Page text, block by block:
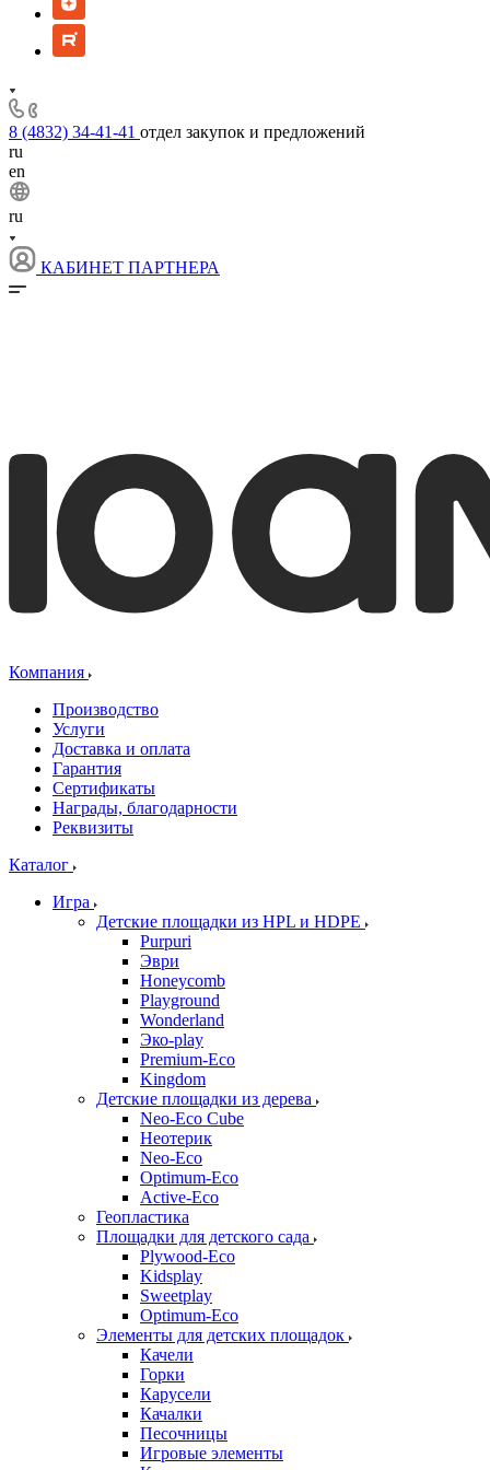
8 (4832) 34-41-41 отдел закупок и предложений
ru
en
ru
КАБИНЕТ ПАРТНЕРА
Компания
Производство
Услуги
Доставка и оплата
Гарантия
Сертификаты
Награды, благодарности
Реквизиты
Каталог
Игра
Детские площадки из HPL и HDPE
Purpuri
Эври
Honeycomb
Playground
Wonderland
Эко-play
Premium-Eco
Kingdom
Детские площадки из дерева
Neo-Eco Cube
Неотерик
Neo-Eco
Оptimum-Еco
Active-Eco
Геопластика
Площадки для детского сада
Plywood-Eco
Kidsplay
Sweetplay
Оptimum-Еco
Элементы для детских площадок
Качели
Горки
Карусели
Качалки
Песочницы
Игровые элементы